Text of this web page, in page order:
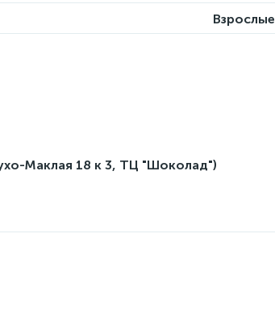
Взрослые
Маклая 18 к 3, ТЦ "Шоколад")